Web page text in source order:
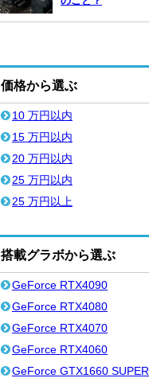
価格から選ぶ
10 万円以内
15 万円以内
20 万円以内
25 万円以内
25 万円以上
搭載グラボから選ぶ
GeForce RTX4090
GeForce RTX4080
GeForce RTX4070
GeForce RTX4060
GeForce GTX1660 SUPER